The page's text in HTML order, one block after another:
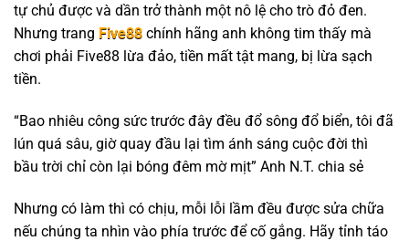
tự chủ được và dần trở thành một nô lệ cho trò đỏ đen.
Nhưng trang Five88 chính hãng anh không tim thấy mà
chơi phải Five88 lừa đảo, tiền mất tật mang, bị lừa sạch
tiền.
“Bao nhiêu công sức trước đây đều đổ sông đổ biển, tôi đã
lún quá sâu, giờ quay đầu lại tìm ánh sáng cuộc đời thì
bầu trời chỉ còn lại bóng đêm mờ mịt” Anh N.T. chia sẻ
Nhưng có làm thì có chịu, mỗi lỗi lầm đều được sửa chữa
nếu chúng ta nhìn vào phía trước để cố gắng. Hãy tỉnh táo